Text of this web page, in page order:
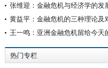
张维迎：金融危机与经济学的发
黄益平：金融危机的三种理论及
王一鸣：亚洲金融危机留给今天
热门专栏